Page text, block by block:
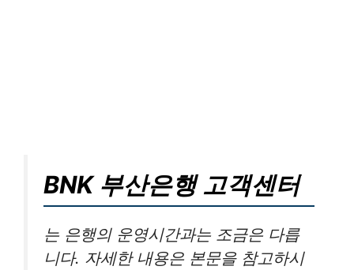
BNK 부산은행 고객센터
는 은행의 운영시간과는 조금은 다릅
니다. 자세한 내용은 본문을 참고하시